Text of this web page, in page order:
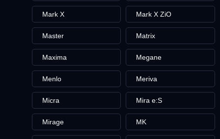
Mark X Mark X ZiO
Master Matrix
Maxima Megane
Menlo Meriva
Micra Mira e:S
Mirage MK